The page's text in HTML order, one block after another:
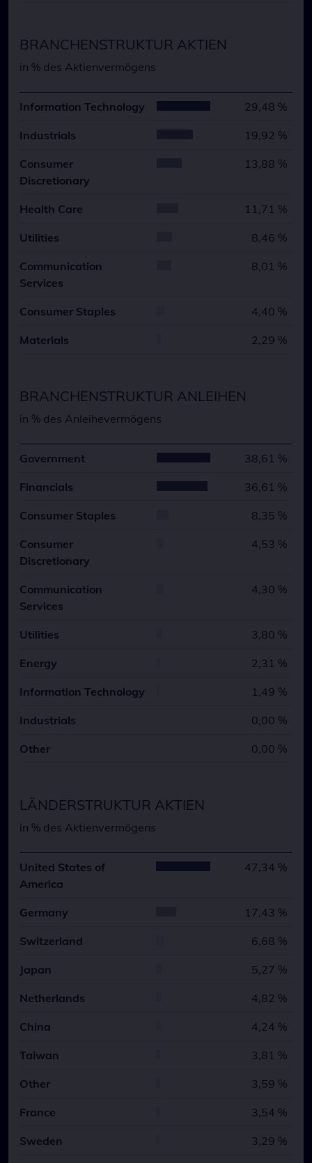
BRANCHENSTRUKTUR AKTIEN
in % des Aktienvermögens
Information Technology 29,48 %
Industrials 19,92 %
Consumer
Discretionary
13,88 %
Health Care 11,71 %
Utilities 8,46 %
Communication
Services
8,01 %
Consumer Staples 4,40 %
Materials 2,29 %
BRANCHENSTRUKTUR ANLEIHEN
in % des Anleihevermögens
Government 38,61 %
Financials 36,61 %
Consumer Staples 8,35 %
Consumer
Discretionary
4,53 %
Communication
Services
4,30 %
Utilities 3,80 %
Energy 2,31 %
Information Technology 1,49 %
Industrials 0,00 %
Other 0,00 %
LÄNDERSTRUKTUR AKTIEN
in % des Aktienvermögens
United States of
America
47,34 %
Germany 17,43 %
Switzerland 6,68 %
Japan 5,27 %
Netherlands 4,82 %
China 4,24 %
Taiwan 3,81 %
Other 3,59 %
France 3,54 %
Sweden 3,29 %